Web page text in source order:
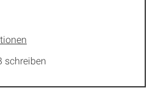
schreiben